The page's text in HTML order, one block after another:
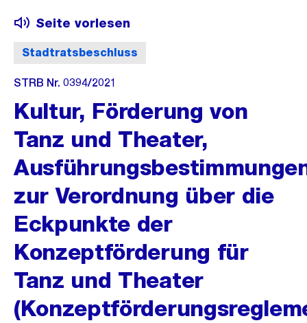
Stadtratsbeschluss
Seite vorlesen
STRB Nr. 0394/2021
Kultur, Förderung von
Tanz und Theater,
zur Verordnung über die
Eckpunkte der
Konzeptförderung für
Tanz und Theater